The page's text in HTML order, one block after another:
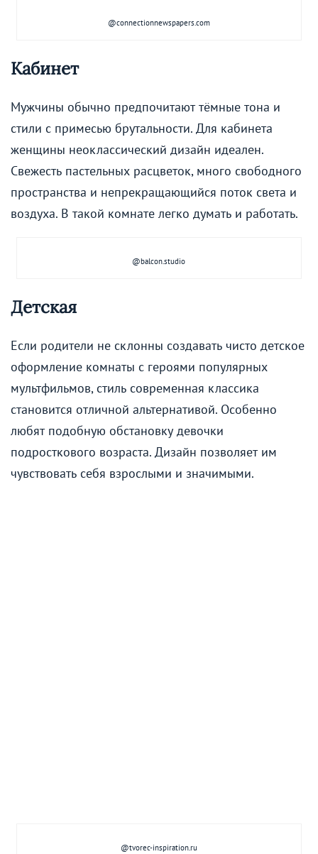
@connectionnewspapers.com
Кабинет
Мужчины обычно предпочитают тёмные тона и
стили с примесью брутальности. Для кабинета
женщины неоклассический дизайн идеален.
Свежесть пастельных расцветок, много свободного
пространства и непрекращающийся поток света и
воздуха. В такой комнате легко думать и работать.
@balcon.studio
Детская
Если родители не склонны создавать чисто детское
оформление комнаты с героями популярных
мультфильмов, стиль современная классика
становится отличной альтернативой. Особенно
любят подобную обстановку девочки
подросткового возраста. Дизайн позволяет им
чувствовать себя взрослыми и значимыми.
@tvorec-inspiration.ru